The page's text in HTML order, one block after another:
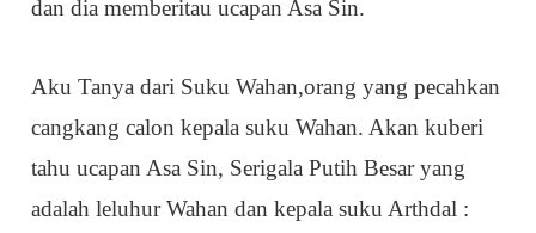
dan dia memberitau ucapan Asa Sin.
Aku Tanya dari Suku Wahan,orang yang pecahkan
cangkang calon kepala suku Wahan. Akan kuberi
tahu ucapan Asa Sin, Serigala Putih Besar yang
adalah leluhur Wahan dan kepala suku Arthdal :